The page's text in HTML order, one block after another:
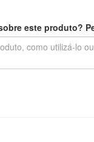
este produto?